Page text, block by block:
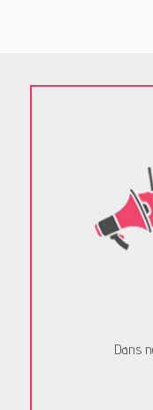
Dans